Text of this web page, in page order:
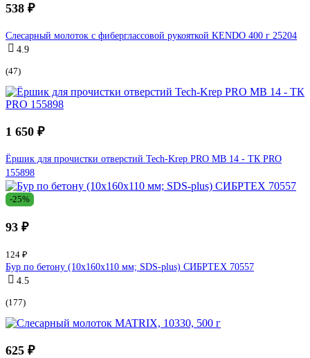
538 ₽
Слесарный молоток с фиберглассовой рукояткой KENDO 400 г 25204
4.9
(47)
1 650 ₽
Ёршик для прочистки отверстий Tech-Krep PRO МВ 14 - ТК PRO
155898
-25%
93 ₽
124 ₽
Бур по бетону (10x160х110 мм; SDS-plus) СИБРТЕХ 70557
4.5
(177)
625 ₽